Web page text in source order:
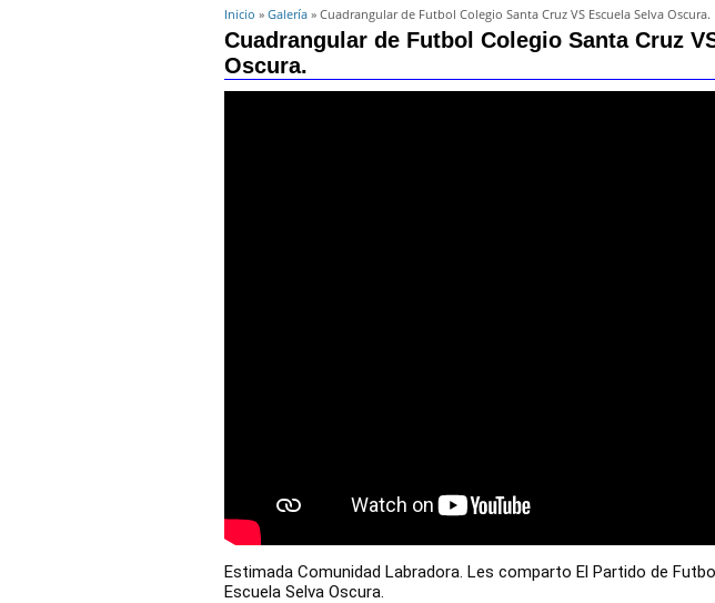
Inicio » Galería » Cuadrangular de Futbol Colegio Santa Cruz VS Escuela Selva Oscura.
Cuadrangular de Futbol Colegio Santa Cruz
Oscura.
Estimada Comunidad Labradora. Les comparto El Partido de
Escuela Selva Oscura.